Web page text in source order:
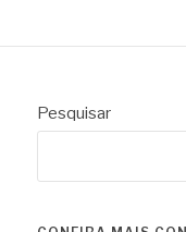
Pesquisar